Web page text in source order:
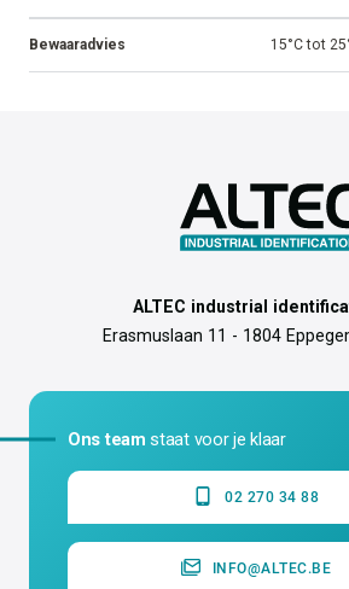
Bewaaradvies 15°C tot
ALTEC industrial
Erasmuslaan 11 - 1804
Ons team staat voor je klaar
02 270 34 88
INFO@ALTEC.BE